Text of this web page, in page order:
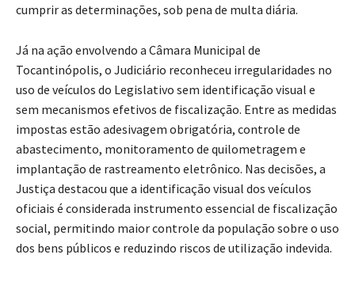
cumprir as determinações, sob pena de multa diária.
Já na ação envolvendo a Câmara Municipal de
Tocantinópolis, o Judiciário reconheceu irregularidades no
uso de veículos do Legislativo sem identificação visual e
sem mecanismos efetivos de fiscalização. Entre as medidas
impostas estão adesivagem obrigatória, controle de
abastecimento, monitoramento de quilometragem e
implantação de rastreamento eletrônico. Nas decisões, a
Justiça destacou que a identificação visual dos veículos
oficiais é considerada instrumento essencial de fiscalização
social, permitindo maior controle da população sobre o uso
dos bens públicos e reduzindo riscos de utilização indevida.